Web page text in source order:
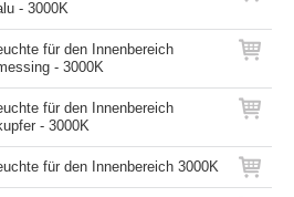
- 3000K
für den Innenbereich
- 3000K
für den Innenbereich
- 3000K
für den Innenbereich 3000K